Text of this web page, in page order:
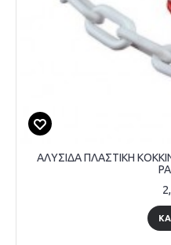
ΑΛΥΣΙΔΑ ΠΛΑΣΤΙΚΗ